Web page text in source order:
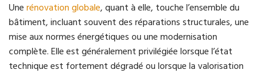
Une rénovation globale, quant à elle, touche l’ensemble du
bâtiment, incluant souvent des réparations structurales, une
mise aux normes énergétiques ou une modernisation
complète. Elle est généralement privilégiée lorsque l’état
technique est fortement dégradé ou lorsque la valorisation